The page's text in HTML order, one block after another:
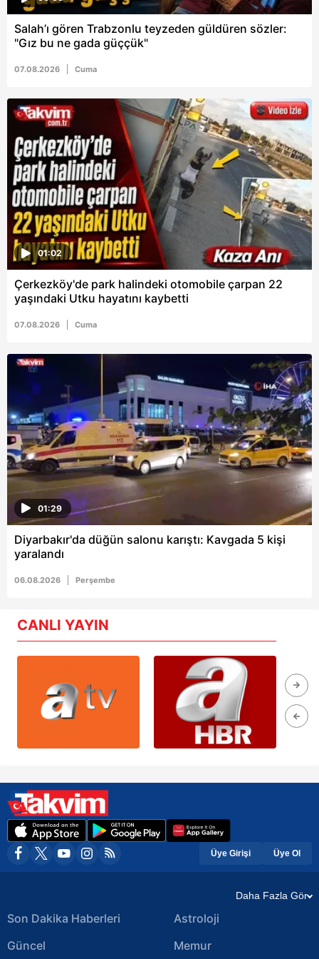
vasıtasıyla belirleyebilirsiniz. Çerezlere ilişkin detaylı bilgi
için Ayarlar butonuna tıklayabilir,Çerez Bilgilendirme
Metnimiziziyaret edebilirsiniz.
hazırlanmış Aydınlatma Metnimizi okumak ve sitemizde
ilgili mevzuata uygun olarak kullanılan çerezlerle ilgili bilgi
almak için lütfen tıklayınız
Salah’ı gören Trabzonlu teyzeden güldüren sözler:
"Gız bu ne gada güççük"
07.08.2026 Cuma
01:02
Çerkezköy'de park halindeki otomobile çarpan 22
yaşındaki Utku hayatını kaybetti
07.08.2026 Cuma
01:29
Diyarbakır'da düğün salonu karıştı: Kavgada 5 kişi
yaralandı
06.08.2026 Perşembe
CANLI YAYIN
Üye Girişi Üye Ol
Daha Fazla Gör
Son Dakika Haberleri
Güncel
Astroloji
Memur